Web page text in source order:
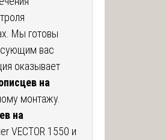
Мы готовы
вас
оказывает
на
монтажу.
на
VECTOR 1550 и